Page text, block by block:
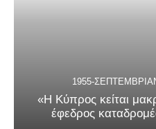
1955-
«Η Κύπρος κείται
έφεδρος